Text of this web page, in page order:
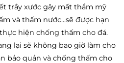
trầy xước gây mất thẩm mỹ
và thấm nước...sẽ được hạn
hiện chống thấm cho đá.
lại sẽ không bao giờ làm cho
bảo quản và chống thấm cho